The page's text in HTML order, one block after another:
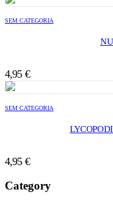
SEM CATEGORIA
4,95 €
SEM CATEGORIA
4,95 €
Category